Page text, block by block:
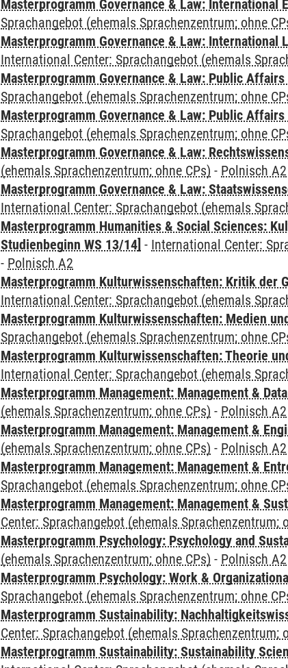
Masterprogramm Governance & Law: International
Sprachangebot (ehemals Sprachenzentrum; ohne
Masterprogramm Governance & Law: International
International Center: Sprachangebot (ehemals
Masterprogramm Governance & Law: Public Affairs
Sprachangebot (ehemals Sprachenzentrum; ohne
Masterprogramm Governance & Law: Public Affairs
Sprachangebot (ehemals Sprachenzentrum; ohne
Masterprogramm Governance & Law:
(ehemals Sprachenzentrum; ohne CPs) - Polnisch A2
Masterprogramm Governance & Law:
International Center: Sprachangebot (ehemals
Masterprogramm Humanities & Social Sciences:
Studienbeginn WS 13/14] - International Center:
- Polnisch A2
Masterprogramm Kulturwissenschaften: Kritik der
International Center: Sprachangebot (ehemals
Masterprogramm Kulturwissenschaften: Medien
Sprachangebot (ehemals Sprachenzentrum; ohne
Masterprogramm Kulturwissenschaften: Theorie
International Center: Sprachangebot (ehemals
Masterprogramm Management: Management &
(ehemals Sprachenzentrum; ohne CPs) - Polnisch A2
Masterprogramm Management: Management &
(ehemals Sprachenzentrum; ohne CPs) - Polnisch A2
Masterprogramm Management: Management &
Sprachangebot (ehemals Sprachenzentrum; ohne
Masterprogramm Management: Management &
Center: Sprachangebot (ehemals Sprachenzentrum;
Masterprogramm Psychology: Psychology and
(ehemals Sprachenzentrum; ohne CPs) - Polnisch A2
Masterprogramm Psychology: Work &
Sprachangebot (ehemals Sprachenzentrum; ohne
Masterprogramm Sustainability:
Center: Sprachangebot (ehemals Sprachenzentrum;
Masterprogramm Sustainability: Sustainability